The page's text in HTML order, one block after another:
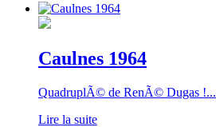
Caulnes 1964
QuadruplÃ© de RenÃ© Dugas !...
Lire la suite